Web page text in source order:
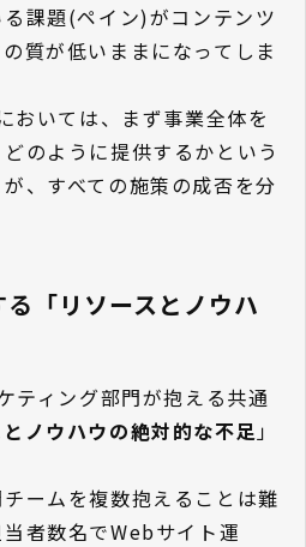
課題(ペイン)がコンテンツ
質が低いままになってしま
おいては、まず事業全体を
のように提供するかという
、すべての施策の成否を分
「リソースとノウハ
ティング部門が抱える共通
とノウハウの絶対的な不足 」
ームを複数抱えることは難
者数名でWebサイト運